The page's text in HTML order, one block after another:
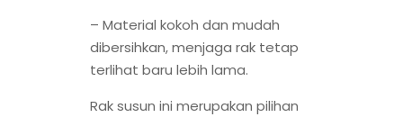
– Material kokoh dan mudah
dibersihkan, menjaga rak tetap
terlihat baru lebih lama.
Rak susun ini merupakan pilihan